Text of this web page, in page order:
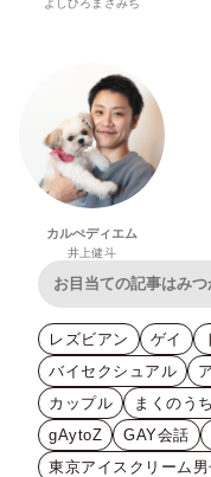
よしひろまさみち
カルぺディエム
井上健斗
レズビアン ゲイ
バイセクシュアル
カップル
まくのう
gAytoZ
GAY会話
東京アイスクリーム男